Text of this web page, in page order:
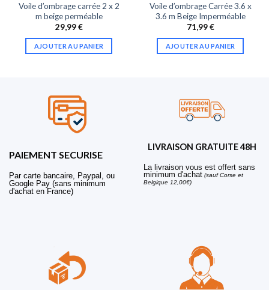
Voile d’ombrage carrée 2 x 2
m beige perméable
29,99€
AJOUTER AU PANIER
Voile d’ombrage Carrée 3.6 x
3.6 m Beige Imperméable
71,99€
AJOUTER AU PANIER
PAIEMENT SECURISE
Par carte bancaire, Paypal, ou
Google Pay (sans minimum
d'achat en France)
LIVRAISON GRATUITE 48H
La livraison vous est offert sans
minimum d'achat (sauf Corse et
Belgique 12,00€)